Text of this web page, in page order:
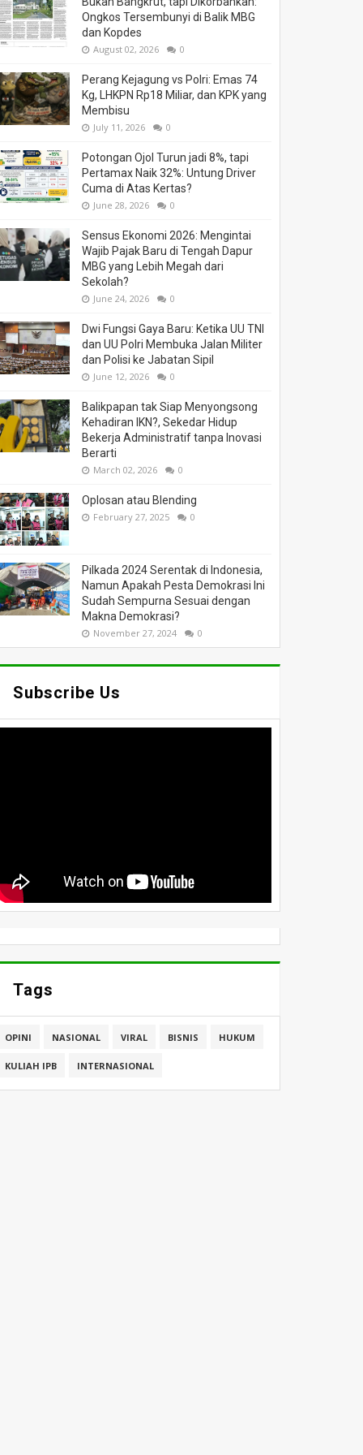
Ongkos Tersembunyi di Balik MBG
dan Kopdes
August 02, 2026 0
Perang Kejagung vs Polri: Emas 74
Kg, LHKPN Rp18 Miliar, dan KPK yang
Membisu
July 11, 2026 0
Potongan Ojol Turun jadi 8%, tapi
Pertamax Naik 32%: Untung Driver
Cuma di Atas Kertas?
June 28, 2026 0
Sensus Ekonomi 2026: Mengintai
Wajib Pajak Baru di Tengah Dapur
MBG yang Lebih Megah dari
Sekolah?
June 24, 2026 0
Dwi Fungsi Gaya Baru: Ketika UU TNI
dan UU Polri Membuka Jalan Militer
dan Polisi ke Jabatan Sipil
June 12, 2026 0
Balikpapan tak Siap Menyongsong
Kehadiran IKN?, Sekedar Hidup
Bekerja Administratif tanpa Inovasi
Berarti
March 02, 2026 0
Oplosan atau Blending
February 27, 2025 0
Pilkada 2024 Serentak di Indonesia,
Namun Apakah Pesta Demokrasi Ini
Sudah Sempurna Sesuai dengan
Makna Demokrasi?
November 27, 2024 0
Subscribe Us
Tags
OPINI NASIONAL VIRAL BISNIS HUKUM
KULIAH IPB INTERNASIONAL